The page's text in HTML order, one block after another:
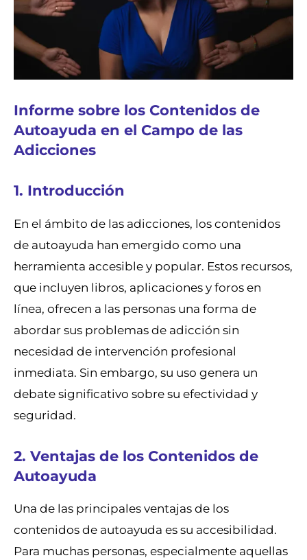
Informe sobre los Contenidos de
Autoayuda en el Campo de las
Adicciones
1. Introducción
En el ámbito de las adicciones, los contenidos
de autoayuda han emergido como una
herramienta accesible y popular. Estos recursos,
que incluyen libros, aplicaciones y foros en
línea, ofrecen a las personas una forma de
abordar sus problemas de adicción sin
necesidad de intervención profesional
inmediata. Sin embargo, su uso genera un
debate significativo sobre su efectividad y
seguridad.
2. Ventajas de los Contenidos de
Autoayuda
Una de las principales ventajas de los
contenidos de autoayuda es su accesibilidad.
Para muchas personas, especialmente aquellas